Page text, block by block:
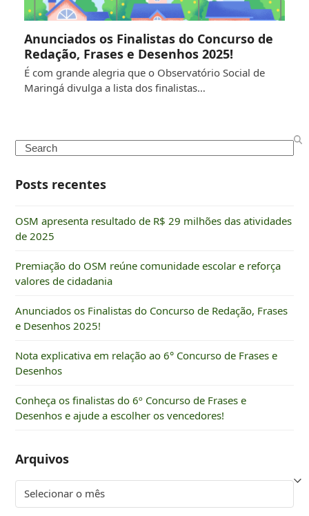
Anunciados os Finalistas do Concurso de
Redação, Frases e Desenhos 2025!
É com grande alegria que o Observatório Social de
Maringá divulga a lista dos finalistas…
Search
Posts recentes
OSM apresenta resultado de R$ 29 milhões das atividades
de 2025
Premiação do OSM reúne comunidade escolar e reforça
valores de cidadania
Anunciados os Finalistas do Concurso de Redação, Frases
e Desenhos 2025!
Nota explicativa em relação ao 6° Concurso de Frases e
Desenhos
Conheça os finalistas do 6º Concurso de Frases e
Desenhos e ajude a escolher os vencedores!
Arquivos
Arquivos